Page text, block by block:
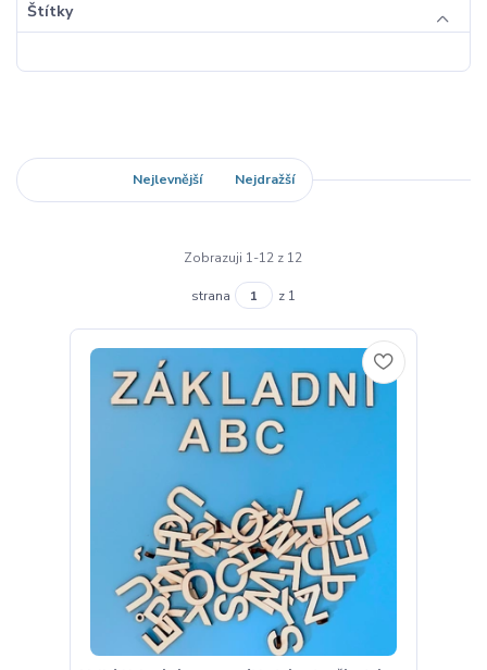
Štítky
Nejlevnější Nejdražší
Zobrazuji 1-12 z 12
strana z 1